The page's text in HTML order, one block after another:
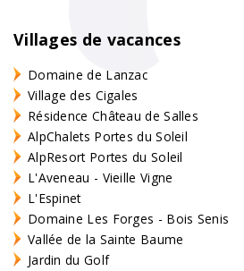
Villages de vacances
Domaine de Lanzac
Village des Cigales
Résidence Château de Salles
AlpChalets Portes du Soleil
AlpResort Portes du Soleil
L'Aveneau - Vieille Vigne
L'Espinet
Domaine Les Forges - Bois Senis
Vallée de la Sainte Baume
Jardin du Golf